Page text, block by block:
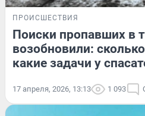
ПРОИСШЕСТВИЯ
Поиски пропавших в
возобновили:
какие задачи у
17 апреля, 2026, 13:13 1 093